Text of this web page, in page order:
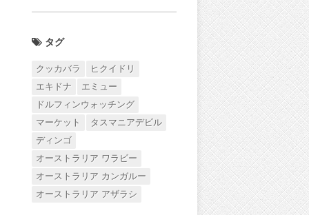
タグ
クッカバラ
ヒクイドリ
エキドナ
エミュー
ドルフィンウォッチング
マーケット
タスマニアデビル
ディンゴ
オーストラリア ワラビー
オーストラリア カンガルー
オーストラリア アザラシ